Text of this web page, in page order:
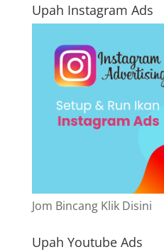
Upah Instagram Ads
Jom Bincang Klik Disini
Upah Youtube Ads